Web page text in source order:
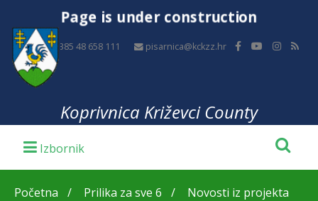
Page is under construction
+385 48 658 111 pisarnica@kckzz.hr
Koprivnica Križevci County
Početna Prilika za sve 6 Novosti iz projekta